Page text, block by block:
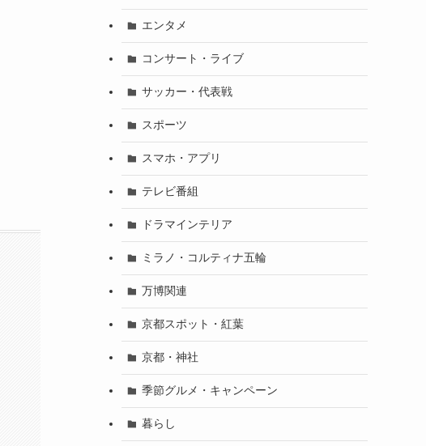
エンタメ
コンサート・ライブ
サッカー・代表戦
スポーツ
スマホ・アプリ
テレビ番組
ドラマインテリア
ミラノ・コルティナ五輪
万博関連
京都スポット・紅葉
京都・神社
季節グルメ・キャンペーン
暮らし